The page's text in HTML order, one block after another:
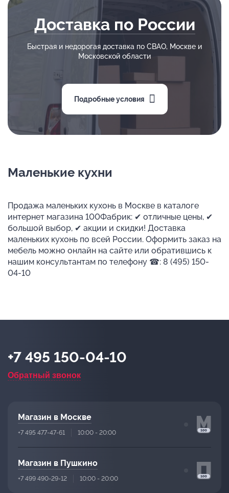
Доставка по России
Быстрая и недорогая доставка по СВАО, Москве и
Московской области
Подробные условия
Маленькие кухни
Продажа маленьких кухонь в Москве в каталоге
интернет магазина 100Фабрик: ✔ отличные цены, ✔
большой выбор, ✔ акции и скидки! Доставка
маленьких кухонь по всей России. Оформить заказ на
мебель можно онлайн на сайте или обратившись к
нашим консультантам по телефону ☎: 8 (495) 150-
04-10
+7 495 150-04-10
Обратный звонок
Магазин в Москве
+7 495 477-47-61 10:00 - 20:00
Магазин в Пушкино
+7 499 490-29-12 10:00 - 20:00